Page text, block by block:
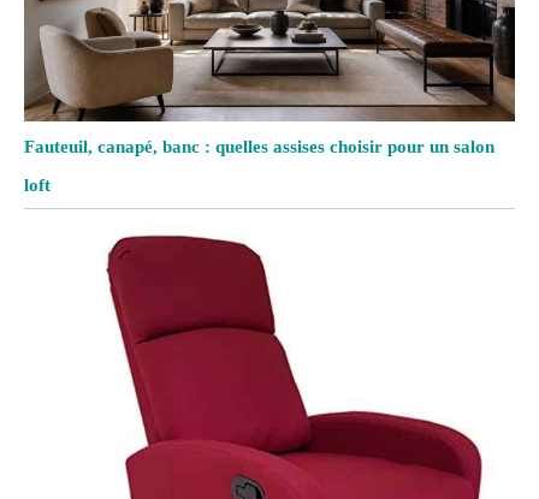
Fauteuil, canapé, banc : quelles assises choisir pour un salon
loft